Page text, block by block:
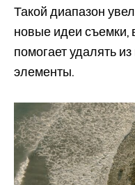
Такой диапазон
новые идеи съемки,
помогает удалять
элементы.